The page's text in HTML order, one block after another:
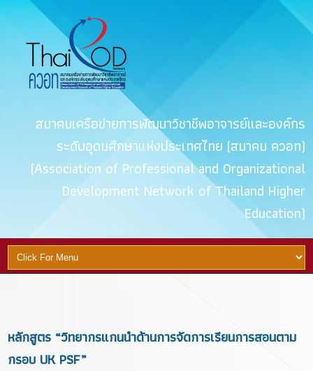
สมาคมเครือข่ายการพัฒนาวิชาชีพอาจารย์และองค์กร
ระดับอุดมศึกษาแห่งประเทศไทย (สมาคม ควอท)
(Association of Professional and Organizational
Development Network of Thailand Higher
Education)
หลักสูตร “วิทยากรแกนนำด้านการจัดการเรียนการสอนตาม
กรอบ UK PSF”